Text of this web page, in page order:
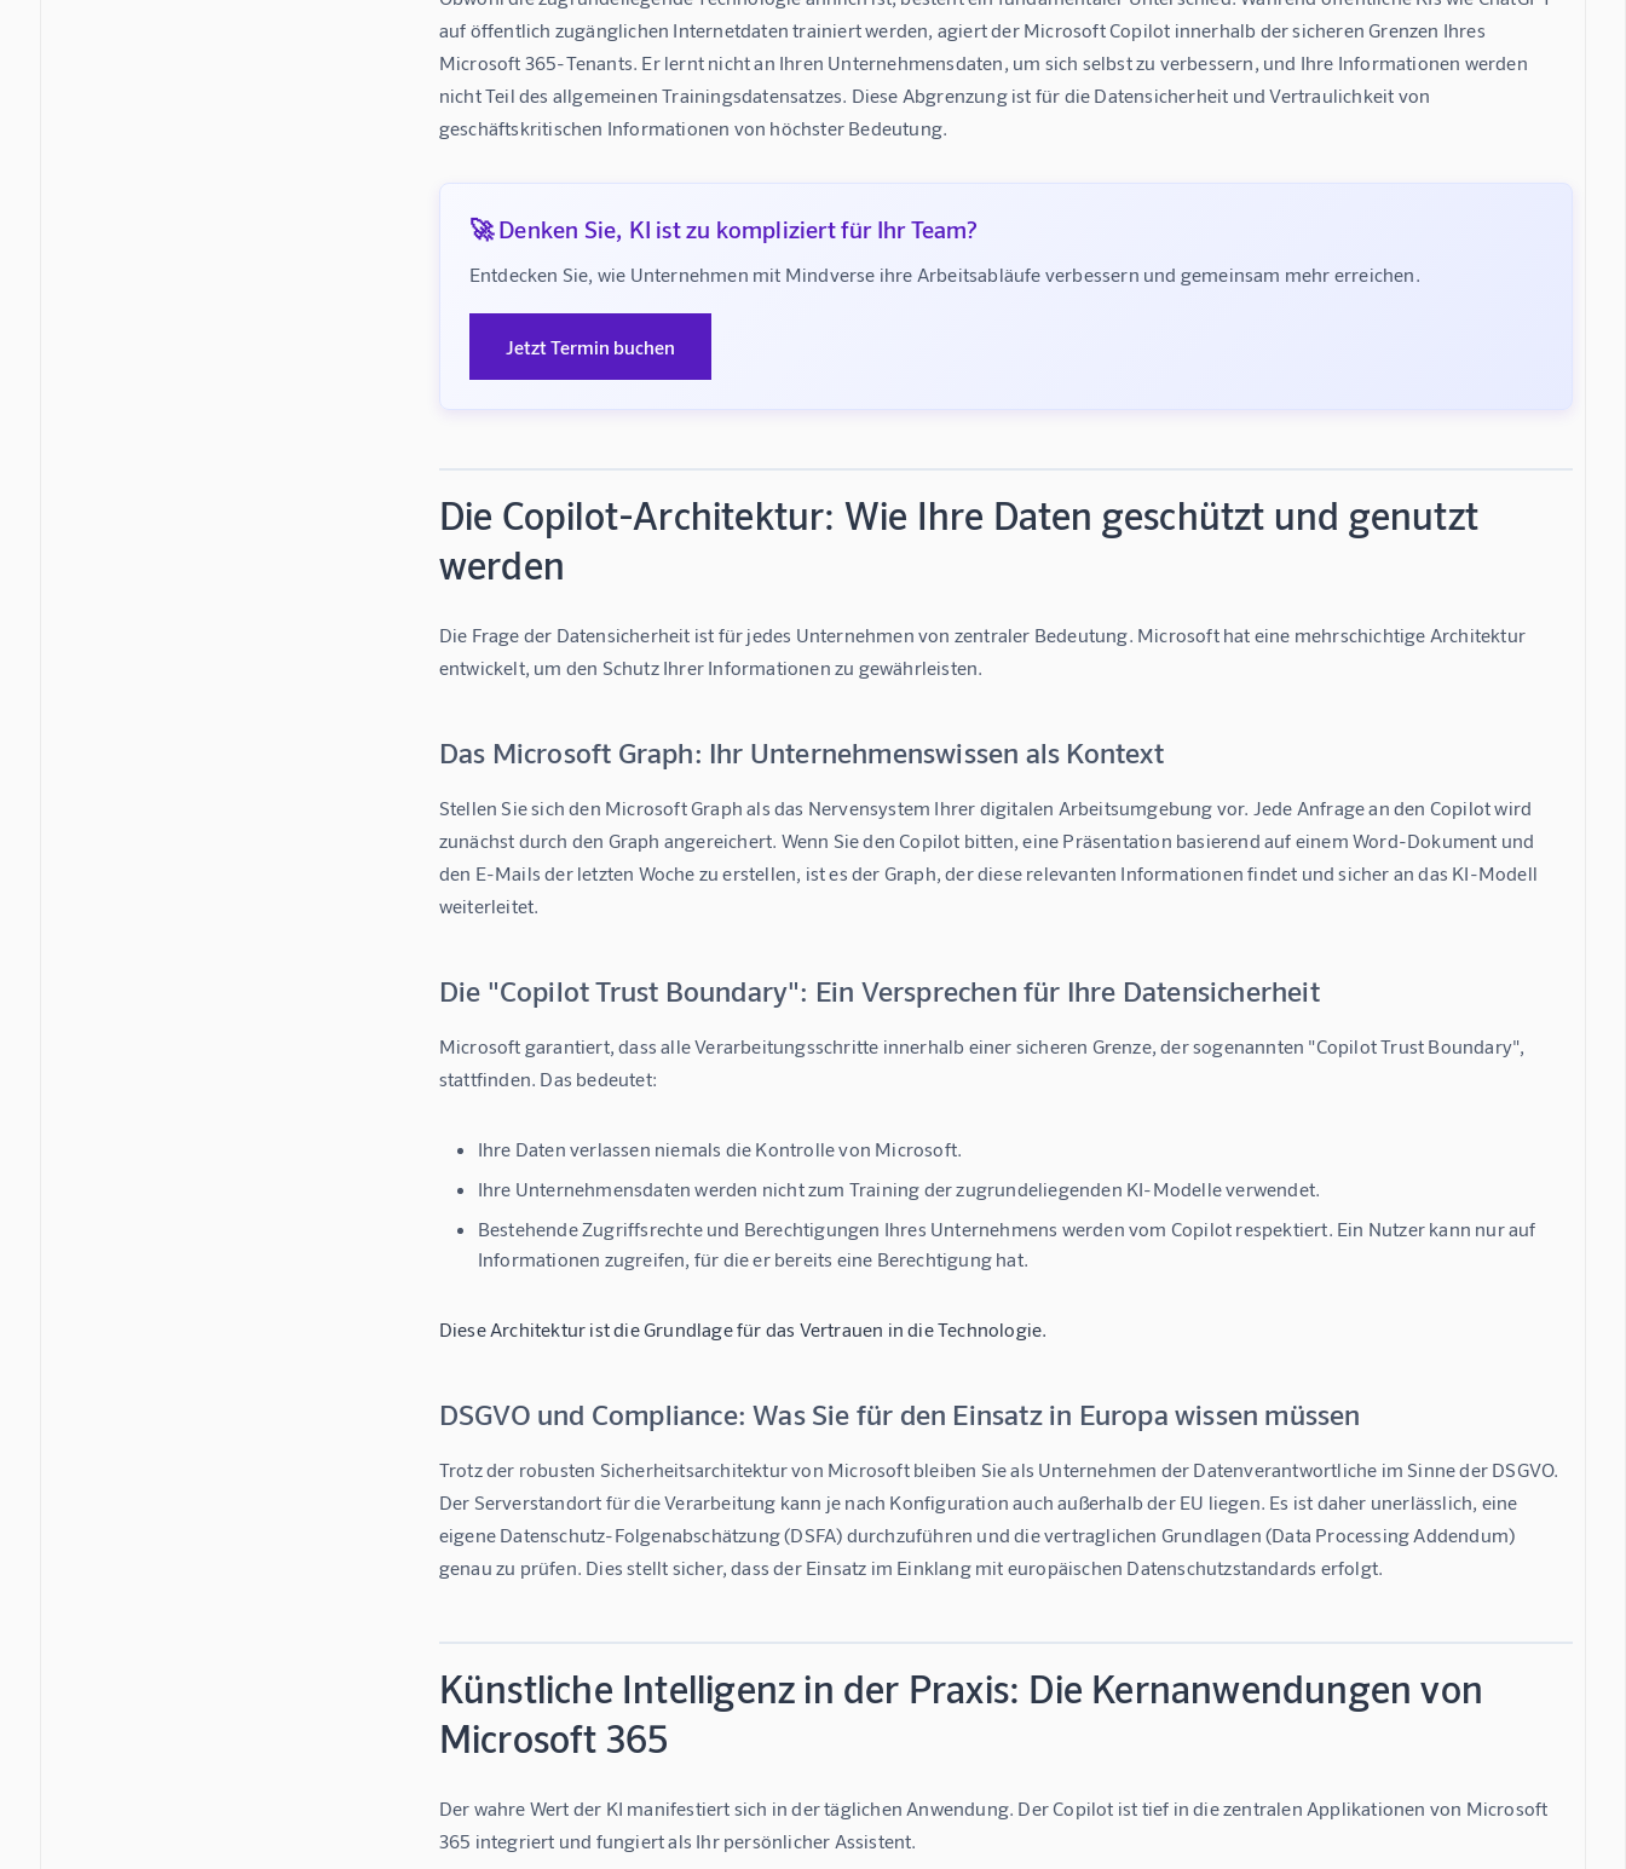
auf öffentlich zugänglichen Internetdaten trainiert werden, agiert der Microsoft Copilot innerhalb der sicheren Grenzen Ihres
Microsoft 365-Tenants. Er lernt nicht an Ihren Unternehmensdaten, um sich selbst zu verbessern, und Ihre Informationen werden
nicht Teil des allgemeinen Trainingsdatensatzes. Diese Abgrenzung ist für die Datensicherheit und Vertraulichkeit von
geschäftskritischen Informationen von höchster Bedeutung.
🚀 Denken Sie, KI ist zu kompliziert für Ihr Team?
Entdecken Sie, wie Unternehmen mit Mindverse ihre Arbeitsabläufe verbessern und gemeinsam mehr erreichen.
Jetzt Termin buchen
Die Copilot-Architektur: Wie Ihre Daten geschützt und genutzt
werden
Die Frage der Datensicherheit ist für jedes Unternehmen von zentraler Bedeutung. Microsoft hat eine mehrschichtige Architektur
entwickelt, um den Schutz Ihrer Informationen zu gewährleisten.
Das Microsoft Graph: Ihr Unternehmenswissen als Kontext
Stellen Sie sich den Microsoft Graph als das Nervensystem Ihrer digitalen Arbeitsumgebung vor. Jede Anfrage an den Copilot wird
zunächst durch den Graph angereichert. Wenn Sie den Copilot bitten, eine Präsentation basierend auf einem Word-Dokument und
den E-Mails der letzten Woche zu erstellen, ist es der Graph, der diese relevanten Informationen findet und sicher an das KI-Modell
weiterleitet.
Die "Copilot Trust Boundary": Ein Versprechen für Ihre Datensicherheit
Microsoft garantiert, dass alle Verarbeitungsschritte innerhalb einer sicheren Grenze, der sogenannten "Copilot Trust Boundary",
stattfinden. Das bedeutet:
Ihre Daten verlassen niemals die Kontrolle von Microsoft.
Ihre Unternehmensdaten werden nichtzum Training der zugrundeliegenden KI-Modelle verwendet.
Bestehende Zugriffsrechte und Berechtigungen Ihres Unternehmens werden vom Copilot respektiert. Ein Nutzer kann nur auf
Informationen zugreifen, für die er bereits eine Berechtigung hat.
Diese Architektur ist die Grundlage für das Vertrauen in die Technologie.
DSGVO und Compliance: Was Sie für den Einsatz in Europa wissen müssen
Trotz der robusten Sicherheitsarchitektur von Microsoft bleiben Sie als Unternehmen der Datenverantwortliche im Sinne der DSGVO.
Der Serverstandort für die Verarbeitung kann je nach Konfiguration auch außerhalb der EU liegen. Es ist daher unerlässlich, eine
eigene Datenschutz-Folgenabschätzung (DSFA) durchzuführen und die vertraglichen Grundlagen (Data Processing Addendum)
genau zu prüfen. Dies stellt sicher, dass der Einsatz im Einklang mit europäischen Datenschutzstandards erfolgt.
Künstliche Intelligenz in der Praxis: Die Kernanwendungen von
Microsoft 365
Der wahre Wert der KI manifestiert sich in der täglichen Anwendung. Der Copilot ist tief in die zentralen Applikationen von Microsoft
365 integriert und fungiert als Ihr persönlicher Assistent.